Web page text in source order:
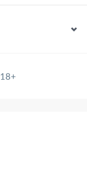
18+